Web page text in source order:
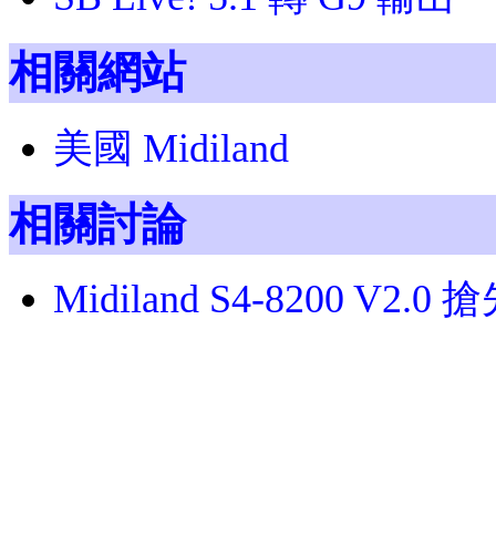
相關網站
美國 Midiland
相關討論
Midiland S4-8200 V2.0